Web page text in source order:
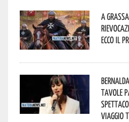
A
Ecco il
Tavole
viaggio